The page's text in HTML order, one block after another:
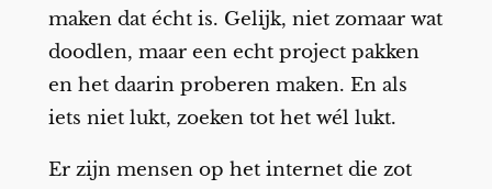
maken dat écht is. Gelijk, niet zomaar wat
doodlen, maar een echt project pakken
en het daarin proberen maken. En als
iets niet lukt, zoeken tot het wél lukt.
Er zijn mensen op het internet die zot